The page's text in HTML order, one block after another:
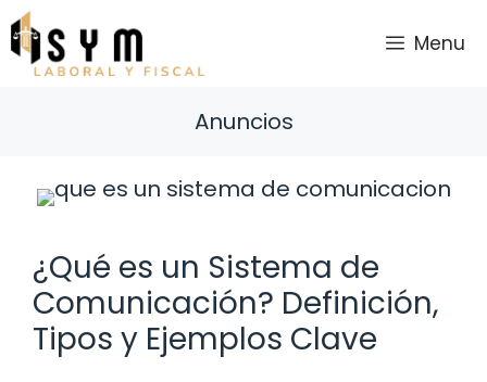
Saltar
al
contenido
Menu
Anuncios
¿Qué es un Sistema de
Comunicación? Definición,
Tipos y Ejemplos Clave